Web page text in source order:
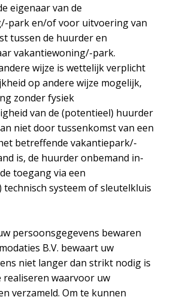
eigenaar van de
park en/of voor uitvoering van
tussen de huurder en
vakantiewoning/-park.
wijze is wettelijk verplicht
op andere wijze mogelijk,
zonder fysiek
van de (potentieel) huurder
niet door tussenkomst van een
betreffende vakantiepark/-
is, de huurder onbemand in-
toegang via een
technisch systeem of sleutelkluis
persoonsgegevens bewaren
B.V. bewaart uw
niet langer dan strikt nodig is
realiseren waarvoor uw
verzameld. Om te kunnen